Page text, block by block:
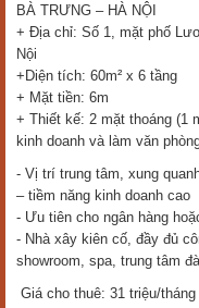
BÀ TRƯNG – HÀ NỘI
+ Địa chỉ: Số 1, mặt phố
Nội
+Diện tích: 60m² x 6 tầng
+ Mặt tiền: 6m
+ Thiết kế: 2 mặt thoáng (1
kinh doanh và làm văn
- Vị trí trung tâm, xung
– tiềm năng kinh doanh cao
- Ưu tiên cho ngân hàng
- Nhà xây kiên cố, đầy đủ
showroom, spa, trung tâm
Giá cho thuê: 31 triệu/tháng